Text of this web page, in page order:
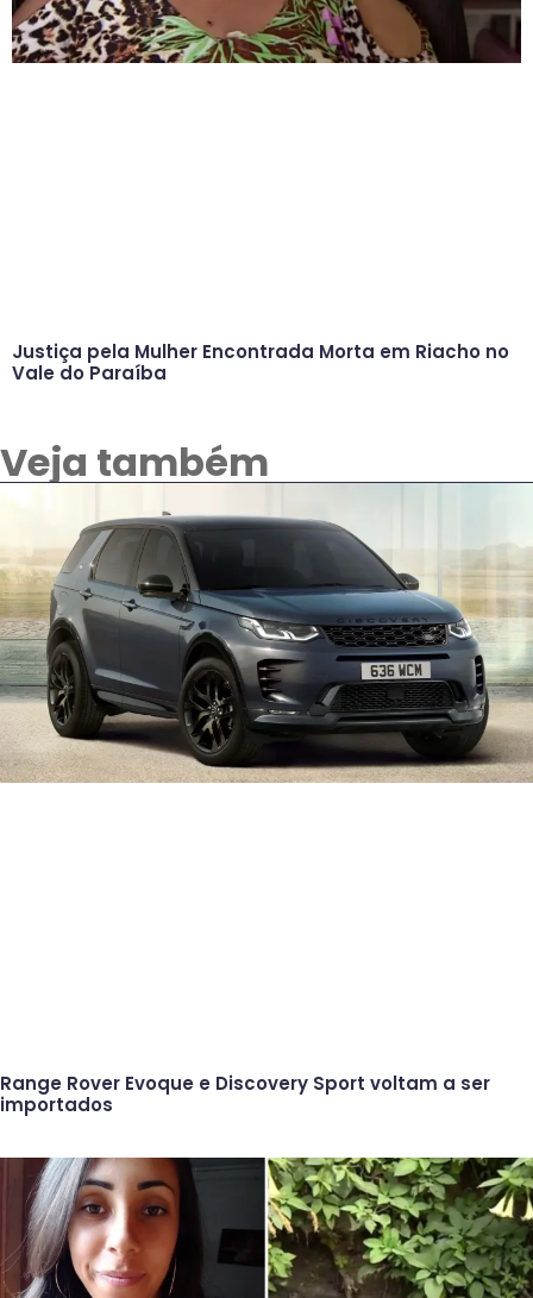
Justiça pela Mulher Encontrada Morta em Riacho no
Vale do Paraíba
Veja também
Range Rover Evoque e Discovery Sport voltam a ser
importados